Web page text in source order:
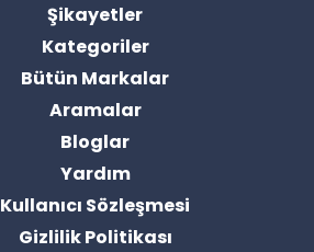
Şikayetler
Kategoriler
Bütün Markalar
Aramalar
Bloglar
Yardım
Kullanıcı Sözleşmesi
Gizlilik Politikası